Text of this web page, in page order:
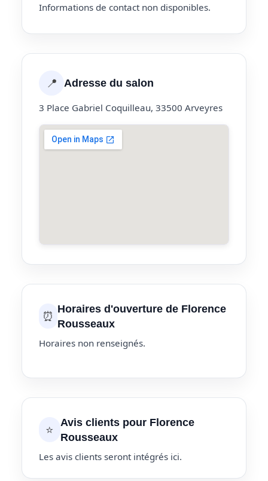
Informations de contact non disponibles.
📍 Adresse du salon
3 Place Gabriel Coquilleau, 33500 Arveyres
⏰ Horaires d'ouverture de Florence
Rousseaux
Horaires non renseignés.
⭐
Avis clients pour Florence
Rousseaux
Les avis clients seront intégrés ici.